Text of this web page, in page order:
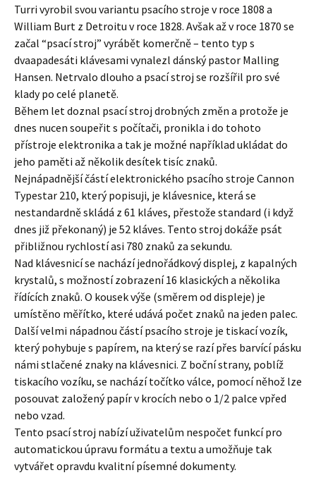
Turri vyrobil svou variantu psacího stroje v roce 1808 a
William Burt z Detroitu v roce 1828. Avšak až v roce 1870 se
začal “psací stroj” vyrábět komerčně – tento typ s
dvaapadesáti klávesami vynalezl dánský pastor Malling
Hansen. Netrvalo dlouho a psací stroj se rozšířil pro své
klady po celé planetě.
Během let doznal psací stroj drobných změn a protože je
dnes nucen soupeřit s počítači, pronikla i do tohoto
přístroje elektronika a tak je možné například ukládat do
jeho paměti až několik desítek tisíc znaků.
Nejnápadnější částí elektronického psacího stroje Cannon
Typestar 210, který popisuji, je klávesnice, která se
nestandardně skládá z 61 kláves, přestože standard (i když
dnes již překonaný) je 52 kláves. Tento stroj dokáže psát
přibližnou rychlostí asi 780 znaků za sekundu.
Nad klávesnicí se nachází jednořádkový displej, z kapalných
krystalů, s možností zobrazení 16 klasických a několika
řídících znaků. O kousek výše (směrem od displeje) je
umístěno měřítko, které udává počet znaků na jeden palec.
Další velmi nápadnou částí psacího stroje je tiskací vozík,
který pohybuje s papírem, na který se razí přes barvící pásku
námi stlačené znaky na klávesnici. Z boční strany, poblíž
tiskacího vozíku, se nachází točítko válce, pomocí něhož lze
posouvat založený papír v krocích nebo o 1/2 palce vpřed
nebo vzad.
Tento psací stroj nabízí uživatelům nespočet funkcí pro
automatickou úpravu formátu a textu a umožňuje tak
vytvářet opravdu kvalitní písemné dokumenty.